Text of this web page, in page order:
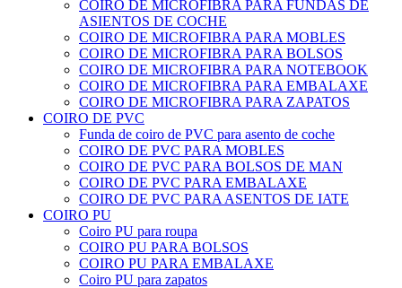
COIRO DE MICROFIBRA PARA FUNDAS DE
ASIENTOS DE COCHE
COIRO DE MICROFIBRA PARA MOBLES
COIRO DE MICROFIBRA PARA BOLSOS
COIRO DE MICROFIBRA PARA NOTEBOOK
COIRO DE MICROFIBRA PARA EMBALAXE
COIRO DE MICROFIBRA PARA ZAPATOS
COIRO DE PVC
Funda de coiro de PVC para asento de coche
COIRO DE PVC PARA MOBLES
COIRO DE PVC PARA BOLSOS DE MAN
COIRO DE PVC PARA EMBALAXE
COIRO DE PVC PARA ASENTOS DE IATE
COIRO PU
Coiro PU para roupa
COIRO PU PARA BOLSOS
COIRO PU PARA EMBALAXE
Coiro PU para zapatos